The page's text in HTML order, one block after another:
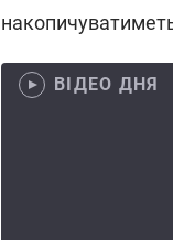
ВІДЕО ДНЯ